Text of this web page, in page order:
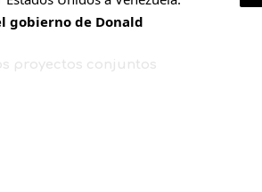
gobierno de Donald
proyectos conjuntos